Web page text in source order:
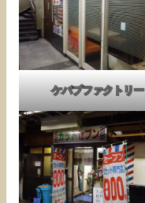
ケバブファクトリー